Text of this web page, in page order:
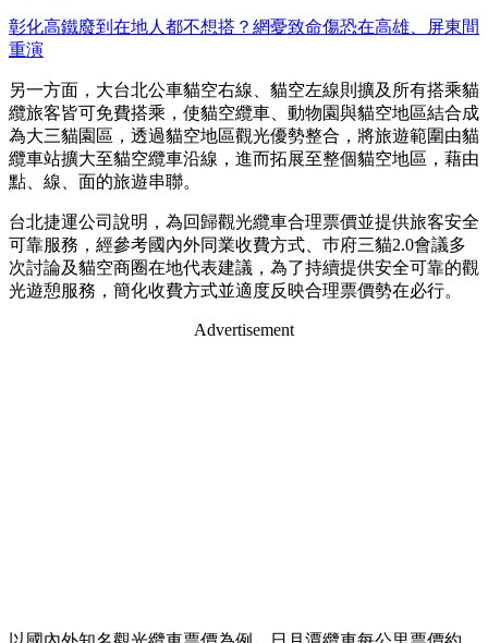
彰化高鐵廢到在地人都不想搭？網憂致命傷恐在高雄、屏東間
重演
另一方面，大台北公車貓空右線、貓空左線則擴及所有搭乘貓
纜旅客皆可免費搭乘，使貓空纜車、動物園與貓空地區結合成
為大三貓園區，透過貓空地區觀光優勢整合，將旅遊範圍由貓
纜車站擴大至貓空纜車沿線，進而拓展至整個貓空地區，藉由
點、線、面的旅遊串聯。
台北捷運公司說明，為回歸觀光纜車合理票價並提供旅客安全
可靠服務，經參考國內外同業收費方式、巿府三貓2.0會議多
次討論及貓空商圈在地代表建議，為了持續提供安全可靠的觀
光遊憩服務，簡化收費方式並適度反映合理票價勢在必行。
Advertisement